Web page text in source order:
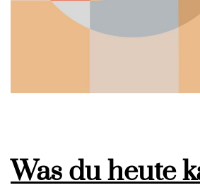
Was du heute